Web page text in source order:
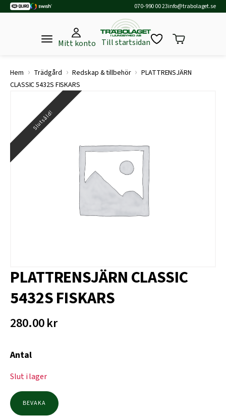
070-990 00 23info@trabolaget.se
Mitt konto Till startsidan
Hem › Trädgård › Redskap & tillbehör › PLATTRENSJÄRN
CLASSIC 5432S FISKARS
Slutsåld!
PLATTRENSJÄRN CLASSIC
5432S FISKARS
280.00kr
Antal
Slut i lager
BEVAKA